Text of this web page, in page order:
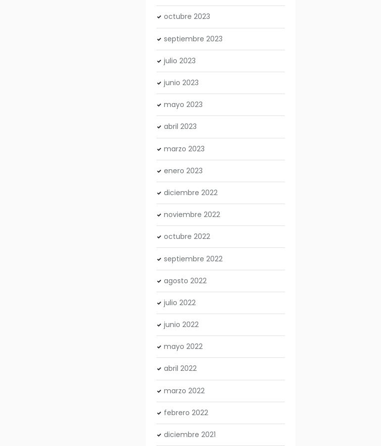
octubre2023
septiembre2023
julio2023
junio2023
mayo2023
abril2023
marzo2023
enero2023
diciembre2022
noviembre2022
octubre2022
septiembre2022
agosto2022
julio2022
junio2022
mayo2022
abril2022
marzo2022
febrero2022
diciembre2021